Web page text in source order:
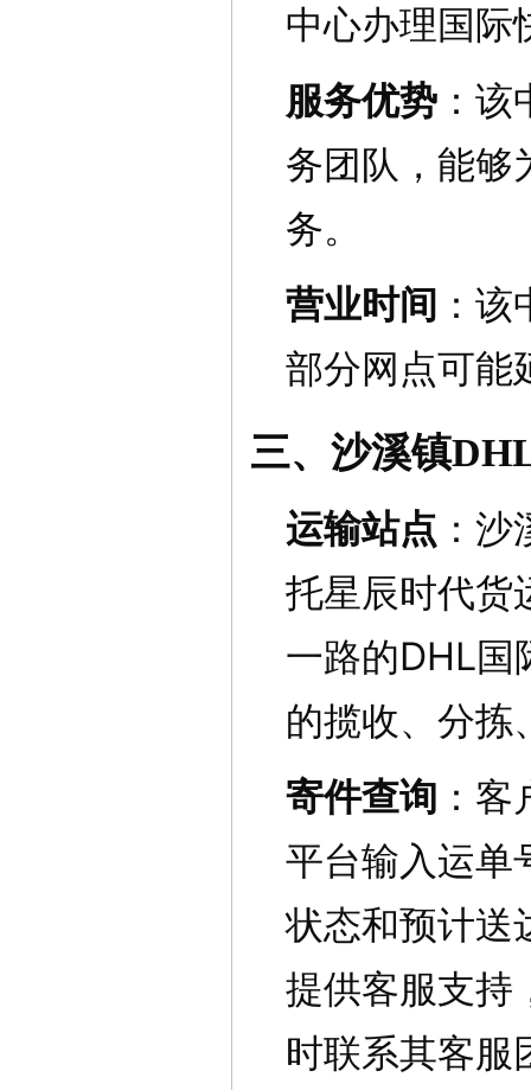
中心办理国际
服务优势 ：
务团队，能够
务。
营业时间 ：
部分网点可
三、沙溪镇
运输站点 ：
托星辰时代货
一路的DHL国
的揽收、分拣
寄件查询 ：
平台输入运单
状态和预计送
提供客服支持
时联系其客服